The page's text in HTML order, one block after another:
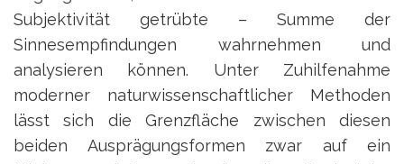
Subjektivität getrübte – Summe der
Sinnesempfindungen wahrnehmen und
analysieren können. Unter Zuhilfenahme
moderner naturwissenschaftlicher Methoden
lässt sich die Grenzfläche zwischen diesen
beiden Ausprägungsformen zwar auf ein